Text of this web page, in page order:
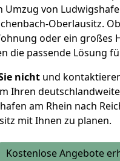
Umzug von
Oberlausitz.
oder ein großes
die passende Lösung
nicht und
Ihren
am Rhein nach
mit Ihnen zu planen.
Kostenlose Angebote